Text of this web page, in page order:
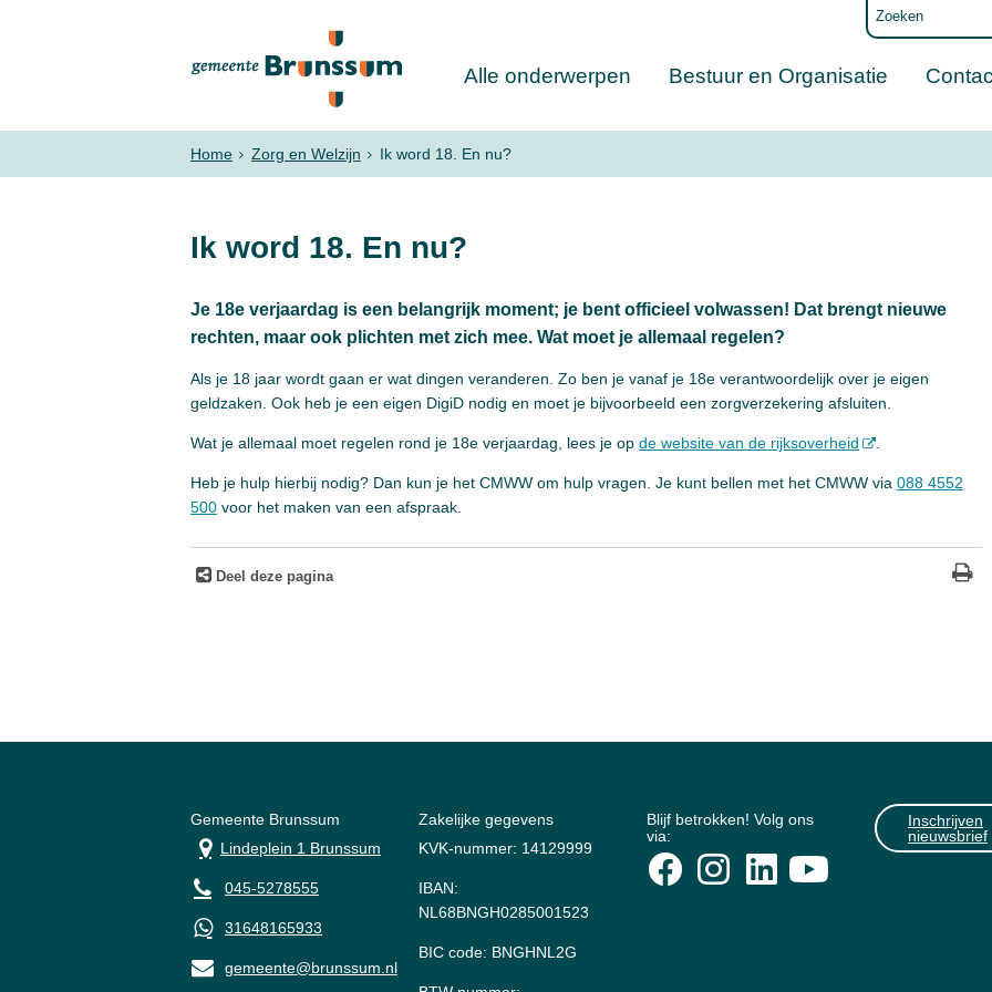
Alle onderwerpen Bestuur en Organisatie
Home Zorg en Welzijn Ik word 18. En nu?
Ik word 18. En nu?
Je 18e verjaardag is een belangrijk moment; je bent officieel volwassen! Dat brengt nieuwe
rechten, maar ook plichten met zich mee. Wat moet je allemaal regelen?
Als je 18 jaar wordt gaan er wat dingen veranderen. Zo ben je vanaf je 18e verantwoordelijk over je eigen
geldzaken. Ook heb je een eigen DigiD nodig en moet je bijvoorbeeld een zorgverzekering afsluiten.
Wat je allemaal moet regelen rond je 18e verjaardag, lees je op de website van de rijksoverheid
Heb je hulp hierbij nodig? Dan kun je het CMWW om hulp vragen. Je kunt bellen met het CMWW via 088 4552
500 voor het maken van een afspraak.
Deel deze pagina
Gemeente Brunssum
Lindeplein 1 Brunssum
045-5278555
31648165933
gemeente@brunssum.nl
Zakelijke gegevens
KVK-nummer: 14129999
IBAN:
NL68BNGH0285001523
BIC code: BNGHNL2G
Blijf betrokken! Volg ons
via:
Inschrijven
nieuwsbrief